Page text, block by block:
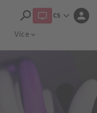
Více expand_more
search CS expand_more person